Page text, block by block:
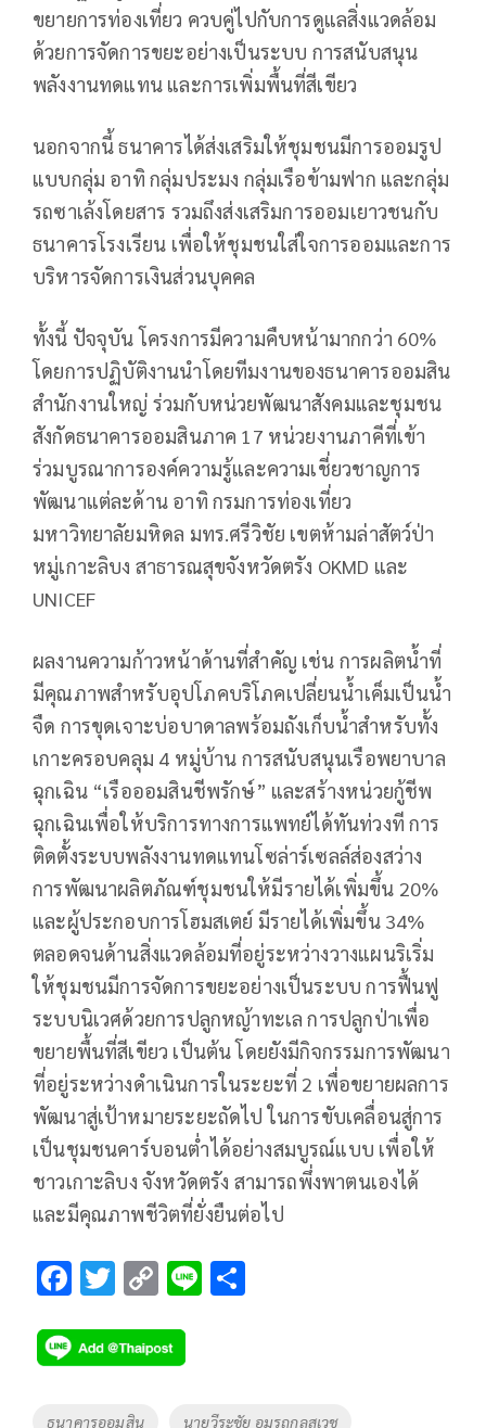
ขยายการท่องเที่ยว ควบคู่ไปกับการดูแลสิ่งแวดล้อม
ด้วยการจัดการขยะอย่างเป็นระบบ การสนับสนุน
พลังงานทดแทน และการเพิ่มพื้นที่สีเขียว
นอกจากนี้ ธนาคารได้ส่งเสริมให้ชุมชนมีการออมรูป
แบบกลุ่ม อาทิ กลุ่มประมง กลุ่มเรือข้ามฟาก และกลุ่ม
รถซาเล้งโดยสาร รวมถึงส่งเสริมการออมเยาวชนกับ
ธนาคารโรงเรียน เพื่อให้ชุมชนใส่ใจการออมและการ
บริหารจัดการเงินส่วนบุคคล
ทั้งนี้ ปัจจุบัน โครงการมีความคืบหน้ามากกว่า 60%
โดยการปฏิบัติงานนำโดยทีมงานของธนาคารออมสิน
สำนักงานใหญ่ ร่วมกับหน่วยพัฒนาสังคมและชุมชน
สังกัดธนาคารออมสินภาค 17 หน่วยงานภาคีที่เข้า
ร่วมบูรณาการองค์ความรู้และความเชี่ยวชาญการ
พัฒนาแต่ละด้าน อาทิ กรมการท่องเที่ยว
มหาวิทยาลัยมหิดล มทร.ศรีวิชัย เขตห้ามล่าสัตว์ป่า
หมู่เกาะลิบง สาธารณสุขจังหวัดตรัง OKMD และ
UNICEF
ผลงานความก้าวหน้าด้านที่สำคัญ เช่น การผลิตน้ำที่
มีคุณภาพสำหรับอุปโภคบริโภคเปลี่ยนน้ำเค็มเป็นน้ำ
จืด การขุดเจาะบ่อบาดาลพร้อมถังเก็บน้ำสำหรับทั้ง
เกาะครอบคลุม 4 หมู่บ้าน การสนับสนุนเรือพยาบาล
ฉุกเฉิน “เรือออมสินชีพรักษ์” และสร้างหน่วยกู้ชีพ
ฉุกเฉินเพื่อให้บริการทางการแพทย์ได้ทันท่วงที การ
ติดตั้งระบบพลังงานทดแทนโซล่าร์เซลล์ส่องสว่าง
การพัฒนาผลิตภัณฑ์ชุมชนให้มีรายได้เพิ่มขึ้น 20%
และผู้ประกอบการโฮมสเตย์ มีรายได้เพิ่มขึ้น 34%
ตลอดจนด้านสิ่งแวดล้อมที่อยู่ระหว่างวางแผนริเริ่ม
ให้ชุมชนมีการจัดการขยะอย่างเป็นระบบ การฟื้นฟู
ระบบนิเวศด้วยการปลูกหญ้าทะเล การปลูกป่าเพื่อ
ขยายพื้นที่สีเขียว เป็นต้น โดยยังมีกิจกรรมการพัฒนา
ที่อยู่ระหว่างดำเนินการในระยะที่ 2 เพื่อขยายผลการ
พัฒนาสู่เป้าหมายระยะถัดไป ในการขับเคลื่อนสู่การ
เป็นชุมชนคาร์บอนต่ำได้อย่างสมบูรณ์แบบ เพื่อให้
ชาวเกาะลิบง จังหวัดตรัง สามารถพึ่งพาตนเองได้
และมีคุณภาพชีวิตที่ยั่งยืนต่อไป
F
e
b
o
T
tt
er
C
p
y
Li
Li
Tags
ธนาคารออมสิน นายวีระชัย อมรถกลสุเวช